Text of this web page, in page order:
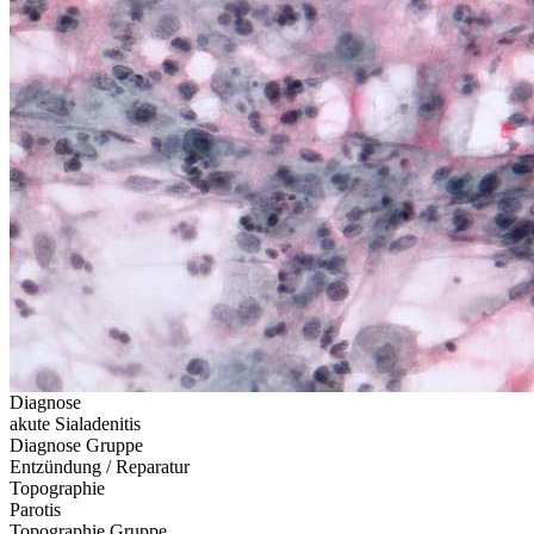
Diagnose
akute Sialadenitis
Diagnose Gruppe
Entzündung / Reparatur
Topographie
Parotis